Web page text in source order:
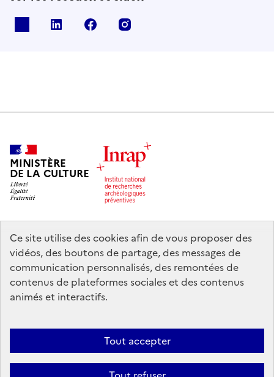
Ce site utilise des cookies afin de vous proposer des
vidéos, des boutons de partage, des messages de
communication personnalisés, des remontées de
contenus de plateformes sociales et des contenus
animés et interactifs.
Tout accepter
Linkedin Facebook
MINISTÈRE
DE LA CULTURE
legifrance.gouv.fr
info.gouv.fr
service-public.gouv.fr
data.gouv.fr
Nous contacter Mentions légales
Accessibilité : partiellement
Politique d’utilisation des témoins de connexion (cookies)
Politique générale de protection des données